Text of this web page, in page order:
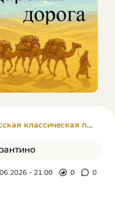
классическая проза
- 21:00 0 0